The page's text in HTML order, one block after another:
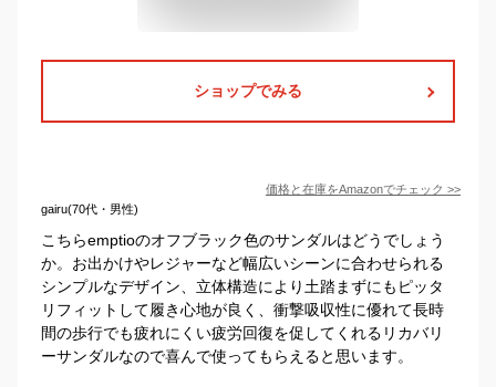
ショップでみる
価格と在庫をAmazonでチェック >>
gairu(70代・男性)
こちらemptioのオフブラック色のサンダルはどうでしょう
か。お出かけやレジャーなど幅広いシーンに合わせられる
シンプルなデザイン、立体構造により土踏まずにもピッタ
リフィットして履き心地が良く、衝撃吸収性に優れて長時
間の歩行でも疲れにくい疲労回復を促してくれるリカバリ
ーサンダルなので喜んで使ってもらえると思います。